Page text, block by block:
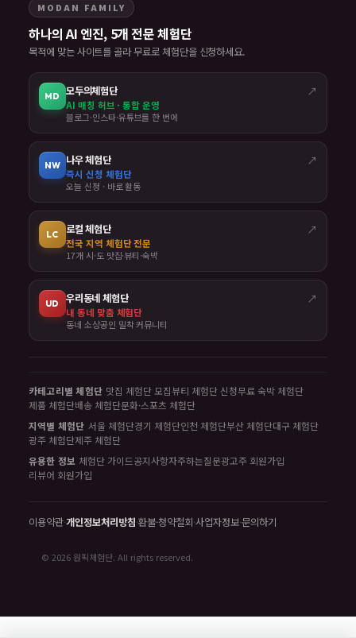
MODAN FAMILY
하나의 AI 엔진, 5개 전문 체험단
목적에 맞는 사이트를 골라 무료로 체험단을 신청하세요.
MD 모두의체험단 ↗
AI 매칭 허브 · 통합 운영
블로그·인스타·유튜브를 한 번에
NW 나우 체험단 ↗
즉시 신청 체험단
오늘 신청 · 바로 활동
LC 로컬 체험단 ↗
전국 지역 체험단 전문
17개 시·도 맛집·뷰티·숙박
UD 우리동네 체험단 ↗
내 동네 맞춤 체험단
동네 소상공인 밀착 커뮤니티
카테고리별 체험단 맛집 체험단 모집뷰티 체험단 신청무료 숙박 체험단
제품 체험단배송 체험단문화·스포츠 체험단
지역별 체험단 서울 체험단경기 체험단인천 체험단부산 체험단대구 체험단
광주 체험단제주 체험단
유용한 정보 체험단 가이드공지사항자주하는질문광고주 회원가입
리뷰어 회원가입
이용약관·개인정보처리방침·환불·청약철회·사업자정보·문의하기
© 2026 원픽체험단. All rights reserved.